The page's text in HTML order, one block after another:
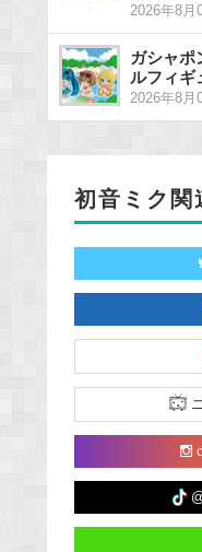
2026年8月
ガシャポ
ルフィギ
2026年8月
初音ミク関